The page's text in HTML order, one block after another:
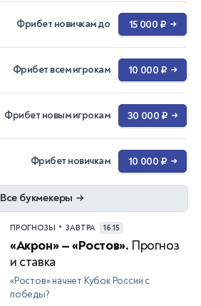
Фрибет новичкам до 15 000 ₽ →
Фрибет всем игрокам 10 000 ₽ →
Фрибет новым игрокам 30 000 ₽ →
Фрибет новичкам 10 000 ₽ →
Все букмекеры →
ПРОГНОЗЫ • ЗАВТРА 16:15
«Акрон» — «Ростов». Прогноз
и ставка
«Ростов» начнет Кубок России с
победы?